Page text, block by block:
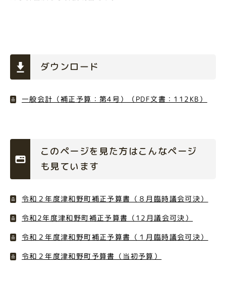
ダウンロード
一般会計（補正予算：第4号）（PDF文書：112KB）
このページを見た方はこんなページ
も見ています
令和２年度津和野町補正予算書（８月臨時議会可決）
令和2年度津和野町補正予算書（12月議会可決）
令和２年度津和野町補正予算書（１月臨時議会可決）
令和２年度津和野町予算書（当初予算）